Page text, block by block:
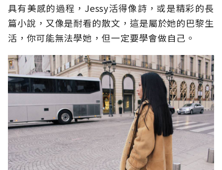
具有美感的過程，Jessy活得像詩，或是精彩的長
篇小說，又像是耐看的散文，這是屬於她的巴黎生
活，你可能無法學她，但一定要學會做自己。